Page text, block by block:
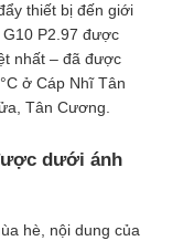
thiết bị đến giới
P2.97 được
nhất – đã được
ở Cáp Nhĩ Tân
Tân Cương.
dưới ánh
hè, nội dung của